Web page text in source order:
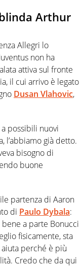
Arthur
Allegri lo
non ha
attiva sul fronte
il cui arrivo è legato
Dusan Vlahovic,
possibili nuovi
l’abbiamo già detto.
bisogno di
buone
partenza di Aaron
di Paulo Dybala:
a parte Bonucci
fisicamente, sta
perché è più
Credo che da qui